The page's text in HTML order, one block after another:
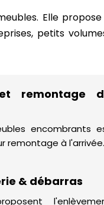
Elle propose
petits
remontage
encombrants
remontage à l'arrivée.
& débarras